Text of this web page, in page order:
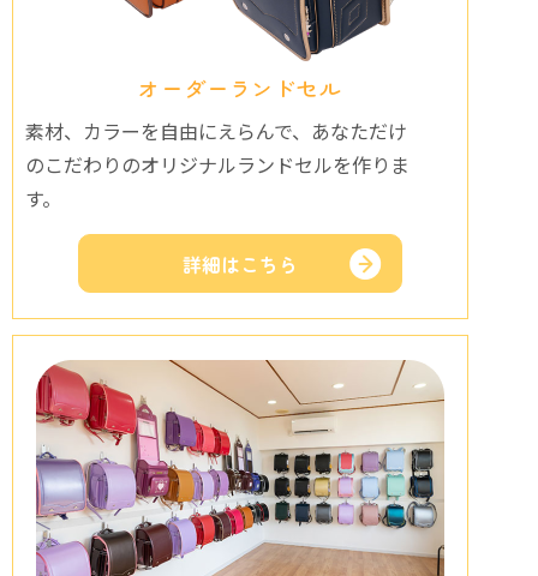
オーダーランドセル
素材、カラーを自由にえらんで、あなただけ
のこだわりのオリジナルランドセルを作りま
す。
詳細はこちら